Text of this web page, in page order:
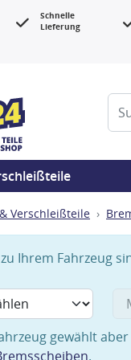
Schnelle
Lieferung
Verschleißteile
Ihrem Fahrzeug
gewählt
.